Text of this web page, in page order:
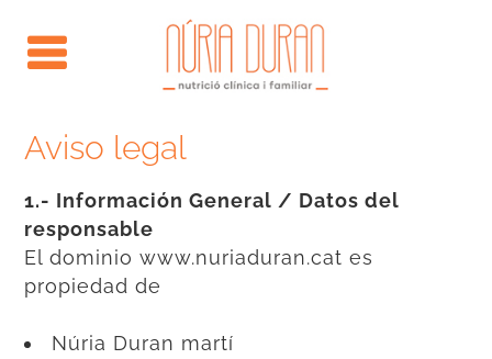
Aviso legal
1.- Información General / Datos del
responsable
El dominio www.nuriaduran.cat es
propiedad de
Núria Duran martí